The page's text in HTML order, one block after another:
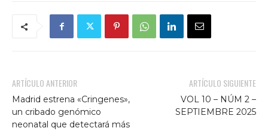
ARTÍCULO ANTERIOR
Madrid estrena «Cringenes»,
un cribado genómico
neonatal que detectará más
ARTÍCULO SIGUIENTE
VOL 10 – NÚM 2 –
SEPTIEMBRE 2025